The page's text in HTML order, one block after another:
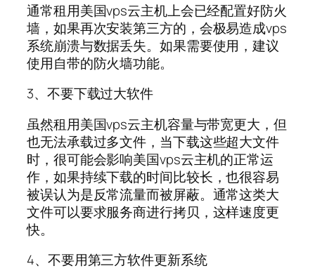
通常租用美国vps云主机上会已经配置好防火
墙，如果再次安装第三方的，会极易造成vps
系统崩溃与数据丢失。如果需要使用，建议
使用自带的防火墙功能。
3、不要下载过大软件
虽然租用美国vps云主机容量与带宽更大，但
也无法承载过多文件，当下载这些超大文件
时，很可能会影响美国vps云主机的正常运
作，如果持续下载的时间比较长，也很容易
被误认为是反常流量而被屏蔽。通常这类大
文件可以要求服务商进行拷贝，这样速度更
快。
4、不要用第三方软件更新系统